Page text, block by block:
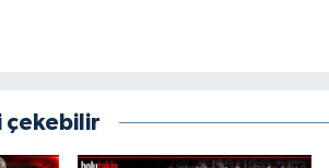
çekebilir